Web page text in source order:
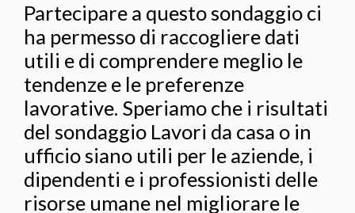
Partecipare a questo sondaggio ci
ha permesso di raccogliere dati
utili e di comprendere meglio le
tendenze e le preferenze
lavorative. Speriamo che i risultati
del sondaggio Lavori da casa o in
ufficio siano utili per le aziende, i
dipendenti e i professionisti delle
risorse umane nel migliorare le